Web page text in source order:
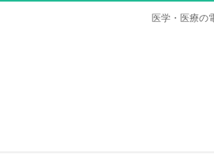
医学・医療の